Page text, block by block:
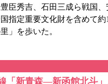
臣秀吉、石田三成ら戦国
指定重要文化財を含めて
」を歩いた。
「新青森―新函館北斗